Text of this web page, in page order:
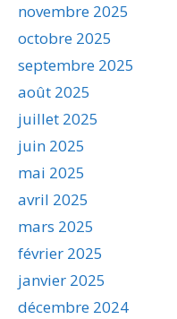
novembre 2025
octobre 2025
septembre 2025
août 2025
juillet 2025
juin 2025
mai 2025
avril 2025
mars 2025
février 2025
janvier 2025
décembre 2024